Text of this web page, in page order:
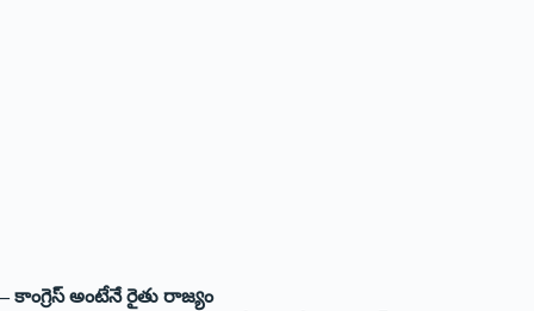
– కాంగ్రెస్ అంటేనే రైతు రాజ్యం